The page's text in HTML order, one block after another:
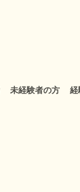
未経験者の方 経